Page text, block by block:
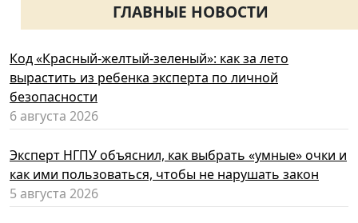
ГЛАВНЫЕ НОВОСТИ
Код «Красный-желтый-зеленый»: как за лето
вырастить из ребенка эксперта по личной
безопасности
6 августа 2026
Эксперт НГПУ объяснил, как выбрать «умные» очки и
как ими пользоваться, чтобы не нарушать закон
5 августа 2026